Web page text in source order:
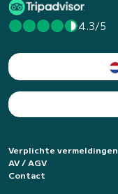
4.3/5
Verplichte vermeldingen
AV / AGV
Contact